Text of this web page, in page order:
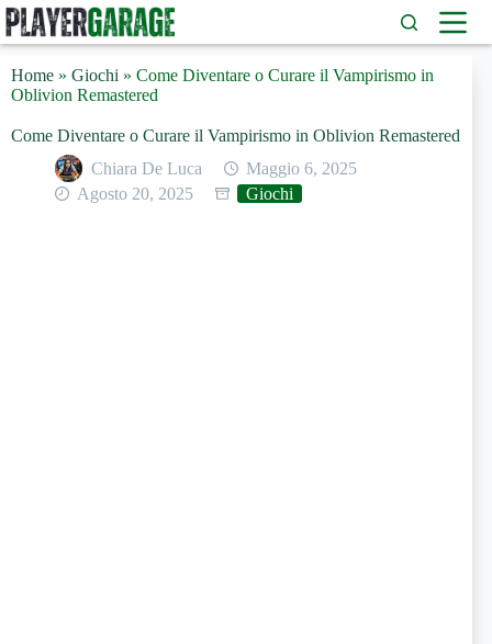
Salta
al
contenuto
Home » Giochi » Come Diventare o Curare il Vampirismo in
Oblivion Remastered
Come Diventare o Curare il Vampirismo in Oblivion Remastered
Chiara De Luca
Maggio 6, 2025
Agosto 20, 2025
Giochi